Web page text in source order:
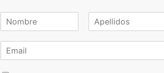
o
b
p
l